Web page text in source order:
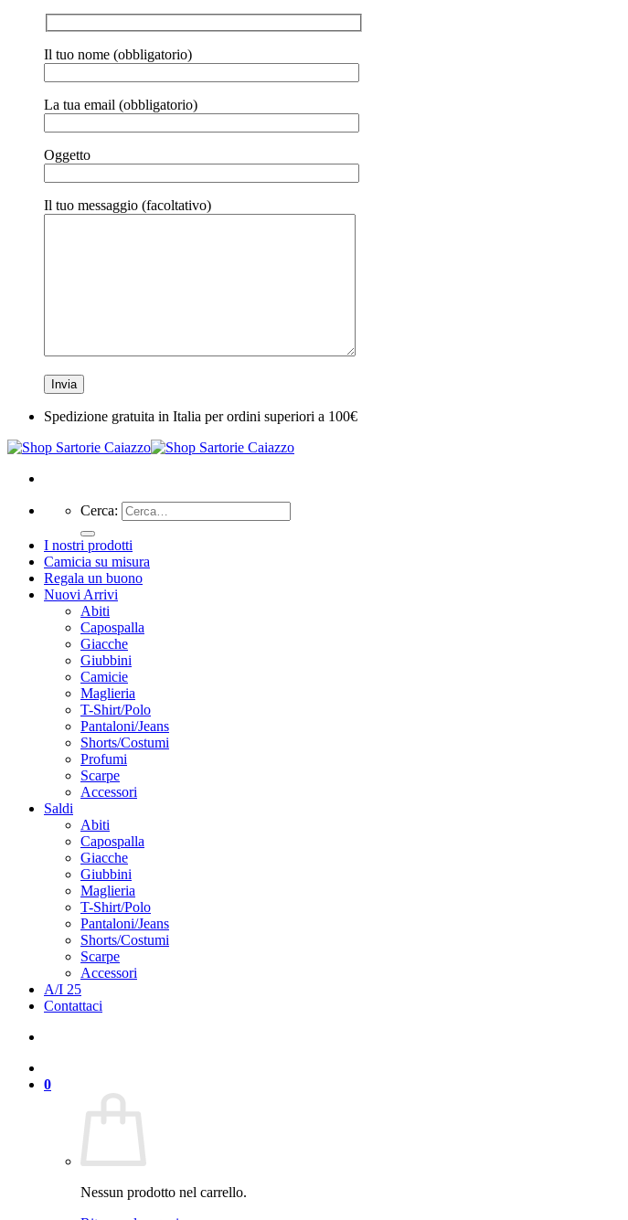
Il tuo nome (obbligatorio)
La tua email (obbligatorio)
Oggetto
Il tuo messaggio (facoltativo)
Spedizione gratuita in Italia per ordini superiori a 100€
Cerca:
I nostri prodotti
Camicia su misura
Regala un buono
Nuovi Arrivi
Abiti
Capospalla
Giacche
Giubbini
Camicie
Maglieria
T-Shirt/Polo
Pantaloni/Jeans
Shorts/Costumi
Profumi
Scarpe
Accessori
Saldi
Abiti
Capospalla
Giacche
Giubbini
Maglieria
T-Shirt/Polo
Pantaloni/Jeans
Shorts/Costumi
Scarpe
Accessori
A/I 25
Contattaci
0
Nessun prodotto nel carrello.